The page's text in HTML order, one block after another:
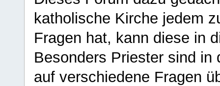
katholische Kirche jedem
Fragen hat, kann diese in
Besonders Priester sind in
auf verschiedene Fragen